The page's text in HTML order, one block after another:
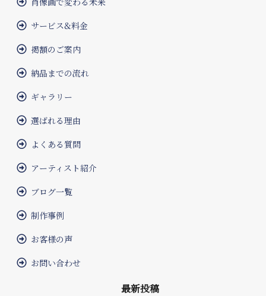
サービス&料金
掲額のご案内
納品までの流れ
ギャラリー
選ばれる理由
よくある質問
アーティスト紹介
ブログ一覧
制作事例
お客様の声
お問い合わせ
最新投稿